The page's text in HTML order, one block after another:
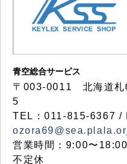
青空総合サービス
〒003-0011 北海道札
5
TEL：011-815-6367 /
営業時間：9:00〜
不定休